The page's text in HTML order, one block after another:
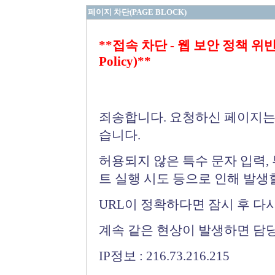
페이지 차단(PAGE BLOCK)
**접속 차단 - 웹 보안 정책 위
Policy)**
죄송합니다. 요청하신 페이지
습니다.
허용되지 않은 특수 문자 입력
트 실행 시도 등으로 인해 발생
URL이 정확하다면 잠시 후 다
계속 같은 현상이 발생하면 담
IP정보 : 216.73.216.215